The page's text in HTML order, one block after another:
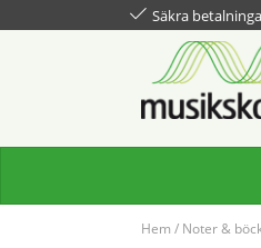
Säkra
Hem / Noter &